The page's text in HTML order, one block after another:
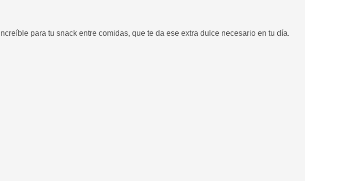
para tu snack entre comidas, que te da ese extra dulce necesario en tu día.